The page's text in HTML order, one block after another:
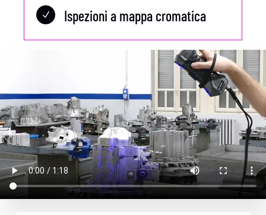
N Ispezioni a mappa cromatica